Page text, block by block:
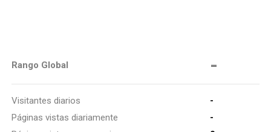
Rango Global -
Visitantes diarios
-
Páginas vistas diariamente
-